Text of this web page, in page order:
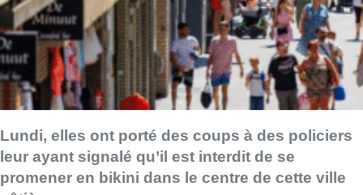
Lundi, elles ont porté des coups à des policiers
leur ayant signalé qu’il est interdit de se
promener en bikini dans le centre de cette ville